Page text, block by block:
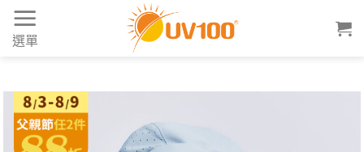
Skip
content
選單